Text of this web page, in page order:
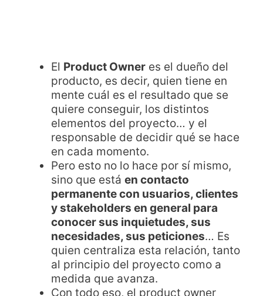
El Product Owner es el dueño del
producto, es decir, quien tiene en
mente cuál es el resultado que se
quiere conseguir, los distintos
elementos del proyecto… y el
responsable de decidir qué se hace
en cada momento.
Pero esto no lo hace por sí mismo,
sino que está en contacto
permanente con usuarios, clientes
y stakeholders en general para
conocer sus inquietudes, sus
necesidades, sus peticiones… Es
quien centraliza esta relación, tanto
al principio del proyecto como a
medida que avanza.
Con todo eso, el product owner